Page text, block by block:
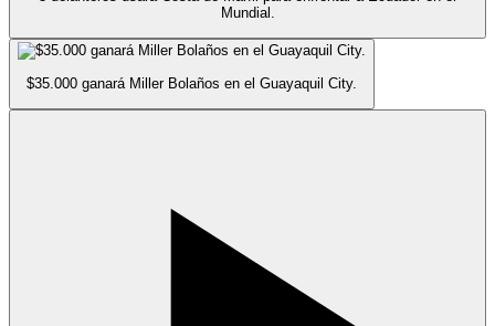
Mundial.
$35.000 ganará Miller Bolaños en el Guayaquil City.